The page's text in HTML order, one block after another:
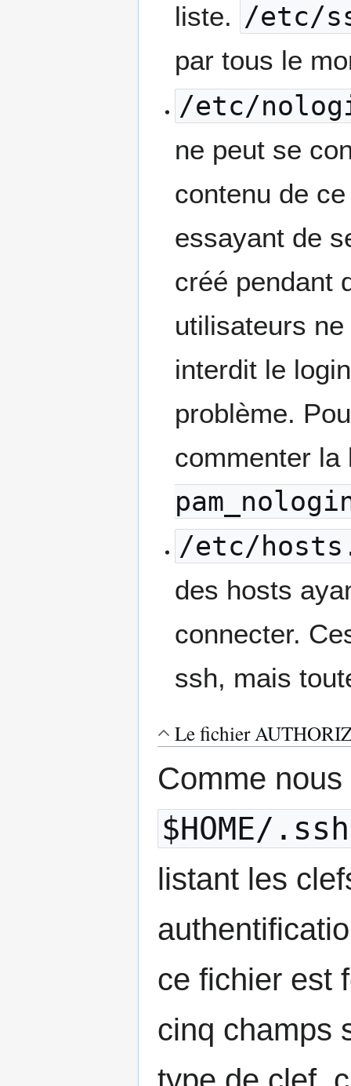
liste. /etc/
par tous le
/etc/
ne peut se
contenu de
essayant de
créé pendant
utilisateurs
interdit le
problème.
commenter
/etc/
des hosts
connecter.
ssh, mais
Le fichier
Comme
$HOME/
listant les
ce fichier est
cinq champs